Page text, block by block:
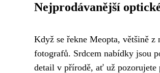
Nejprodávanější
Když se řekne Meopta, většině z
fotografů. Srdcem nabídky jsou
detail v přírodě, ať už pozorujete